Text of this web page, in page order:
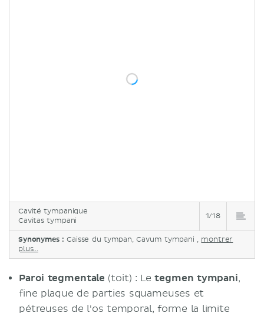
Cavité tympanique
Cavitas tympani
1/18
Synonymes :Caisse du tympan, Cavum tympani , montrer
plus...
Paroi tegmentale (toit) : Letegmen tympani,
fine plaque de parties squameuses et
pétreuses de l'os temporal, forme la limite